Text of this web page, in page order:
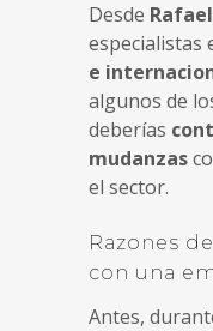
Desde
especialistas
e
algunos de
deberías
mudanzas
el sector.
Razones
con una
Antes,